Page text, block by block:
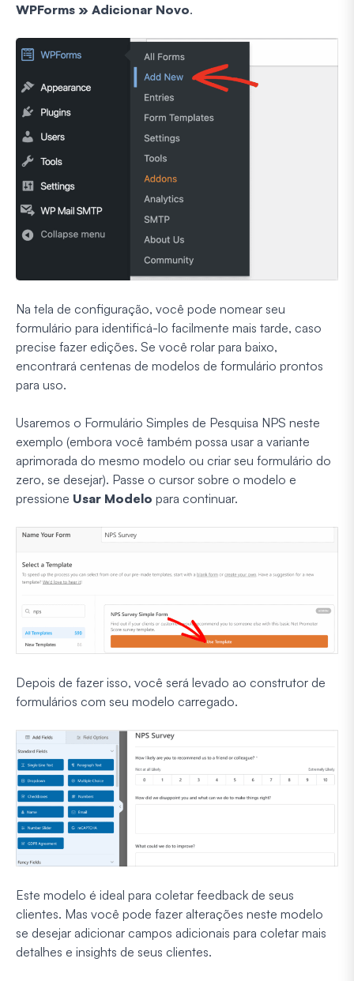
WPForms » Adicionar Novo.
Na tela de configuração, você pode nomear seu
formulário para identificá-lo facilmente mais tarde, caso
precise fazer edições. Se você rolar para baixo,
encontrará centenas de modelos de formulário prontos
para uso.
Usaremos o Formulário Simples de Pesquisa NPS neste
exemplo (embora você também possa usar a variante
aprimorada do mesmo modelo ou criar seu formulário do
zero, se desejar). Passe o cursor sobre o modelo e
pressione Usar Modelo para continuar.
Depois de fazer isso, você será levado ao construtor de
formulários com seu modelo carregado.
Este modelo é ideal para coletar feedback de seus
clientes. Mas você pode fazer alterações neste modelo
se desejar adicionar campos adicionais para coletar mais
detalhes e insights de seus clientes.